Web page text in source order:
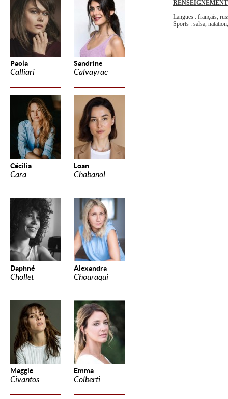
Paola
Calliari
Sandrine
Calvayrac
Cécilia
Cara
Loan
Chabanol
Daphné
Chollet
Alexandra
Chouraqui
Maggie
Civantos
Emma
Colberti
Langues : français,
Sports : salsa,